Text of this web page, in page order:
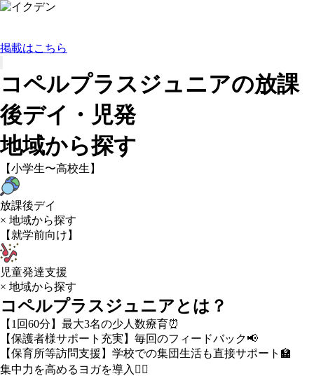
掲載はこちら
コペルプラスジュニアの放課
後デイ・児発
地域から探す
【小学生〜高校生】
放課後デイ
× 地域から探す
【就学前向け】
児童発達支援
× 地域から探す
コペルプラスジュニアとは？
【1回60分】最大3名の少人数療育⏰
【保護者様サポート充実】毎回のフィードバック📢
【保育所等訪問支援】学校での集団生活も直接サポート🏫
集中力を高めるヨガを導入🧘‍♀️